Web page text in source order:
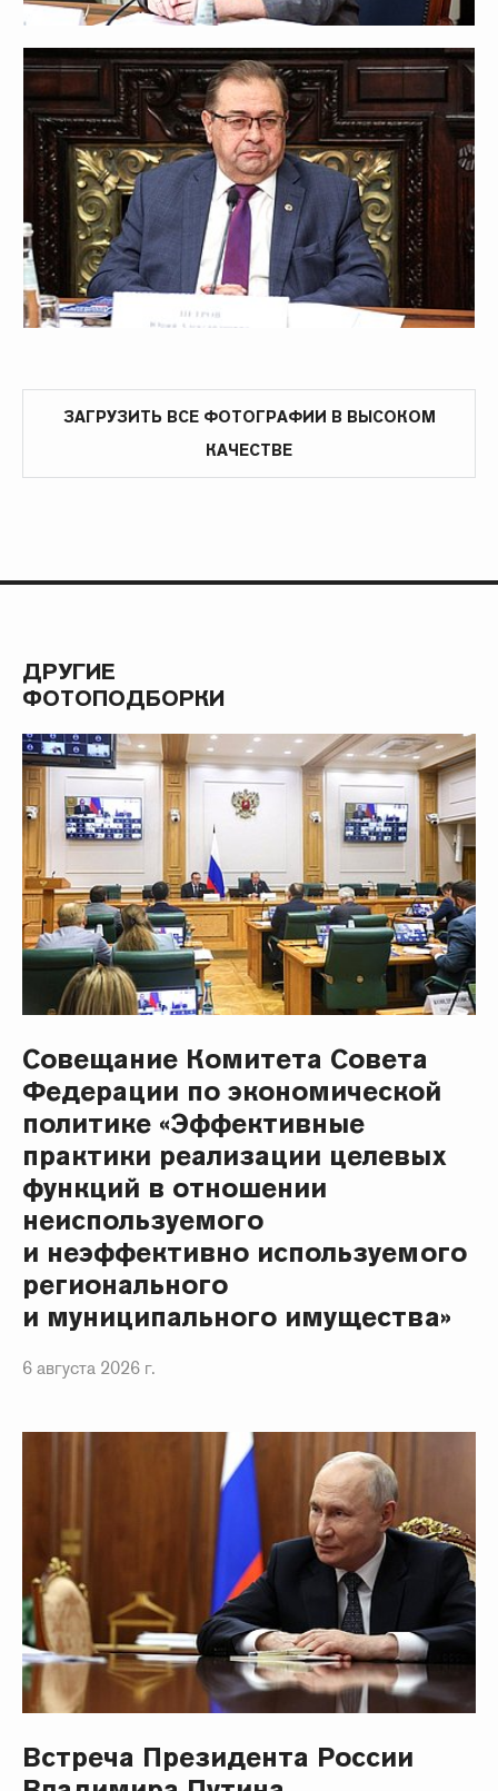
ЗАГРУЗИТЬ ВСЕ ФОТОГРАФИИ В ВЫСОКОМ
КАЧЕСТВЕ
ДРУГИЕ
ФОТОПОДБОРКИ
Совещание Комитета Совета
Федерации по экономической
политике «Эффективные
практики реализации целевых
функций в отношении
неиспользуемого
и неэффективно используемого
регионального
и муниципального имущества»
6 августа 2026 г.
Встреча Президента России